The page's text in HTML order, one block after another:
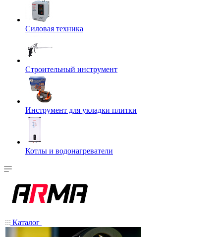
Силовая техника
Строительный инструмент
Инструмент для укладки плитки
Котлы и водонагреватели
Каталог